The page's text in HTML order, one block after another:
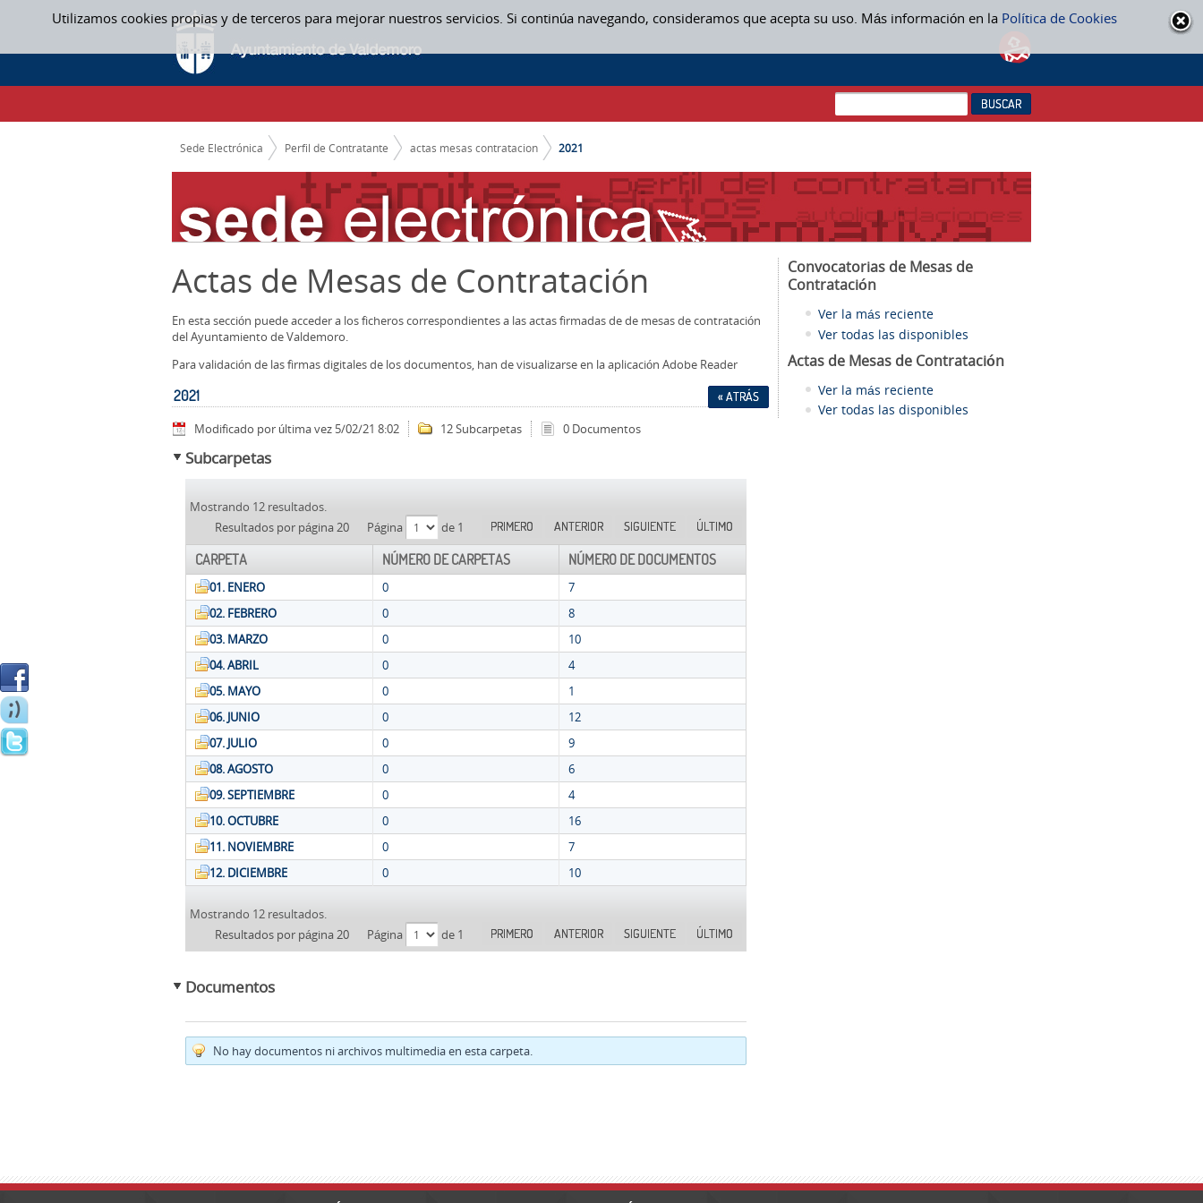
Utilizamos cookies propias y de terceros para mejorar nuestros servicios. Si continúa navegando, consideramos que acepta su uso. Más información en la Política de Cookies
Saltar al contenido
2021 - ACTAS MESAS CONTRATACION
CAMINO DE MIGAS
Sede Electrónica Perfil de Contratante actas mesas contratacion 2021
Actas de Mesas de Contratación
En esta sección puede acceder a los ficheros correspondientes a las actas firmadas de de mesas de contratación
del Ayuntamiento de Valdemoro.
Para validación de las firmas digitales de los documentos, han de visualizarse en la aplicación Adobe Reader
« ATRÁS
2021
Modificado por última vez 5/02/21 8:02 12 Subcarpetas 0 Documentos
Subcarpetas
Mostrando 12 resultados.
Resultados por página 20
Página de 1 PRIMERO ANTERIOR SIGUIENTE ÚLTIMO
CARPETA NÚMERO DE CARPETAS NÚMERO DE DOCUMENTOS
01. ENERO 0
7
02. FEBRERO
0
8
03. MARZO
0
10
04. ABRIL
0
4
05. MAYO
0
1
06. JUNIO
0
12
07. JULIO
0
9
08. AGOSTO
0
6
09. SEPTIEMBRE
0
4
10. OCTUBRE
0
16
11. NOVIEMBRE
0
7
12. DICIEMBRE
0 10
Mostrando 12 resultados.
Resultados por página 20
Página de 1 PRIMERO ANTERIOR SIGUIENTE ÚLTIMO
Documentos
No hay documentos ni archivos multimedia en esta carpeta.
Convocatorias de Mesas de
Contratación
Ver la más reciente
Ver todas las disponibles
Actas de Mesas de Contratación
Ver la más reciente
Ver todas las disponibles